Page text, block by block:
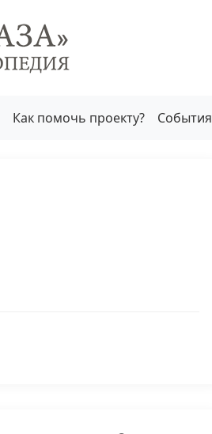
Как помочь проекту? События